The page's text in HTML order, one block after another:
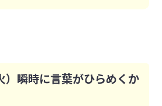
）瞬時に言葉がひらめくか